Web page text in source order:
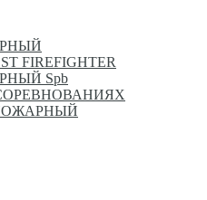
FIREFIGHTER
Spb